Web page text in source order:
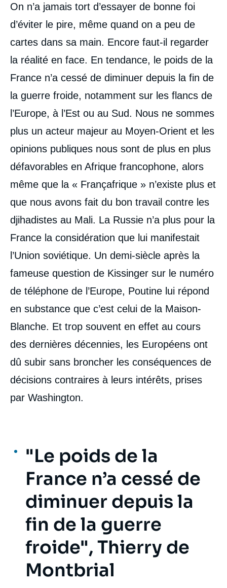
On n’a jamais tort d’essayer de bonne foi
d’éviter le pire, même quand on a peu de
cartes dans sa main. Encore faut-il regarder
la réalité en face. En tendance, le poids de la
France n’a cessé de diminuer depuis la fin de
la guerre froide, notamment sur les flancs de
l’Europe, à l’Est ou au Sud. Nous ne sommes
plus un acteur majeur au Moyen-Orient et les
opinions publiques nous sont de plus en plus
défavorables en Afrique francophone, alors
même que la « Françafrique » n’existe plus et
que nous avons fait du bon travail contre les
djihadistes au Mali. La Russie n’a plus pour la
France la considération que lui manifestait
l’Union soviétique. Un demi-siècle après la
fameuse question de Kissinger sur le numéro
de téléphone de l’Europe, Poutine lui répond
en substance que c’est celui de la Maison-
Blanche. Et trop souvent en effet au cours
des dernières décennies, les Européens ont
dû subir sans broncher les conséquences de
décisions contraires à leurs intérêts, prises
par Washington.
"Le poids de la
France n’a cessé de
diminuer depuis la
fin de la guerre
froide", Thierry de
Montbrial